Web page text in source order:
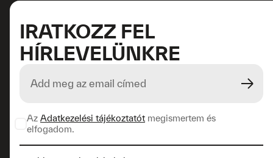
IRATKOZZ FEL
HÍRLEVELÜNKRE
Az Adatkezelési tájékoztatót megismertem és
elfogadom.